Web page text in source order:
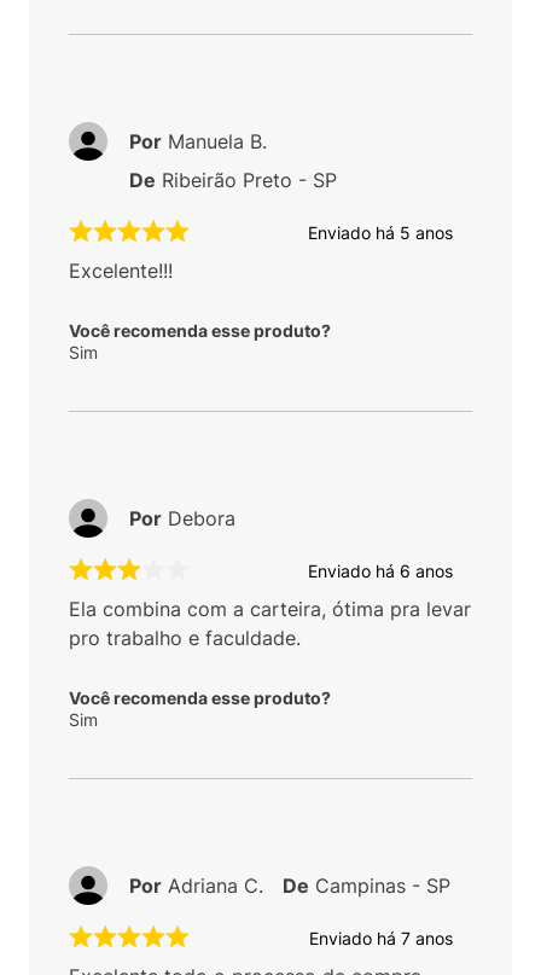
Enviado há 5 anos
Excelente!!!
Você recomenda esse produto?
Sim
Por Manuela B.
De Ribeirão Preto - SP
Enviado há 6 anos
Ela combina com a carteira, ótima pra levar
pro trabalho e faculdade.
Você recomenda esse produto?
Sim
Por Debora
Enviado há 7 anos
Por Adriana C. De Campinas - SP